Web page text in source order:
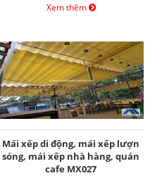
Xem thêm
Mái xếp di động, mái xếp lượn
sóng, mái xếp nhà hàng, quán
cafe MX027